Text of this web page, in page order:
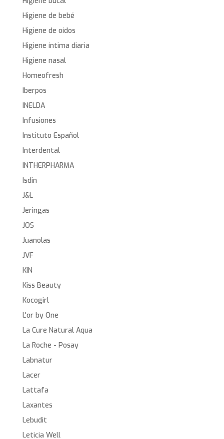
Higiene de bebé
Higiene de oídos
Higiene íntima diaria
Higiene nasal
Homeofresh
Iberpos
INELDA
Infusiones
Instituto Español
Interdental
INTHERPHARMA
Isdin
J&L
Jeringas
JOS
Juanolas
JVF
KIN
Kiss Beauty
Kocogirl
L'or by One
La Cure Natural Aqua
La Roche - Posay
Labnatur
Lacer
Lattafa
Laxantes
Lebudit
Leticia Well